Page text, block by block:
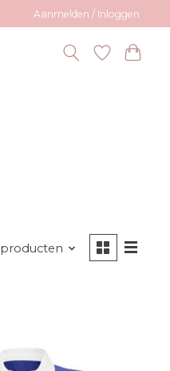
Aanmelden / Inloggen